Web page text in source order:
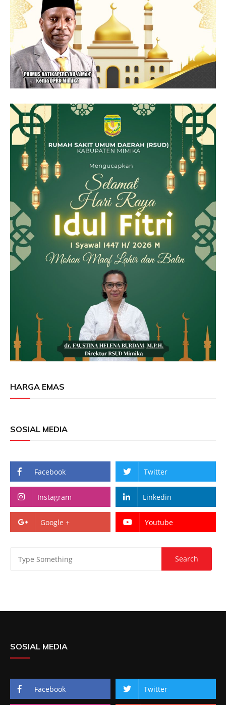
HARGA EMAS
SOSIAL MEDIA
Facebook Twitter
Instagram Linkedin
Google + Youtube
SOSIAL MEDIA
Facebook Twitter